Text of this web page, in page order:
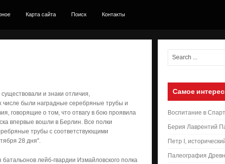
Карта сайта Поиск Контакты
и знаки отличия,
числе были наградные серебряные трубы и
говорящие о том, что отвагу в бою проявила
впервые вошли в Берлин. Все полки
трубы с соответствующими
28 дня".
лейб-гвардии Измайловского полка
Самое
Воспитание в
Берия Лаврентий
Петр I,
Палеография